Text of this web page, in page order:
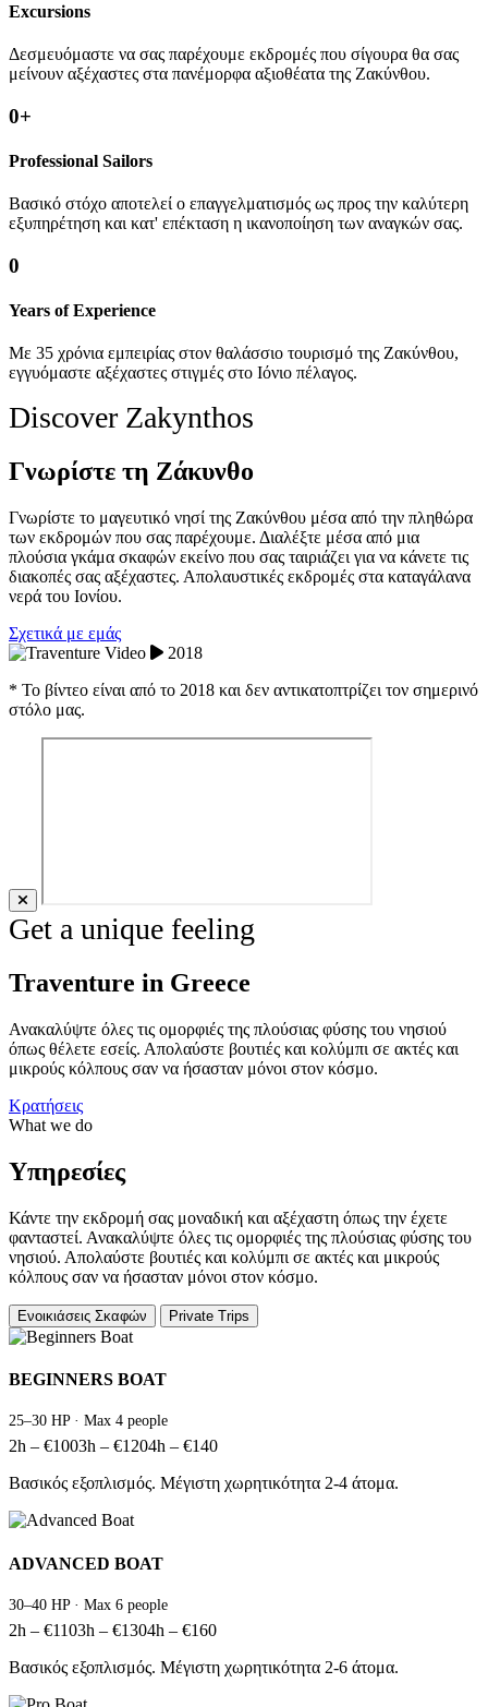
Excursions
Δεσμευόμαστε να σας παρέχουμε εκδρομές που σίγουρα θα σας
μείνουν αξέχαστες στα πανέμορφα αξιοθέατα της Ζακύνθου.
0+
Professional Sailors
Βασικό στόχο αποτελεί ο επαγγελματισμός ως προς την καλύτερη
εξυπηρέτηση και κατ' επέκταση η ικανοποίηση των αναγκών σας.
0
Years of Experience
Με 35 χρόνια εμπειρίας στον θαλάσσιο τουρισμό της Ζακύνθου,
εγγυόμαστε αξέχαστες στιγμές στο Ιόνιο πέλαγος.
Discover Zakynthos
Γνωρίστε τη Ζάκυνθο
Γνωρίστε το μαγευτικό νησί της Ζακύνθου μέσα από την πληθώρα
των εκδρομών που σας παρέχουμε. Διαλέξτε μέσα από μια
πλούσια γκάμα σκαφών εκείνο που σας ταιριάζει για να κάνετε τις
διακοπές σας αξέχαστες. Απολαυστικές εκδρομές στα καταγάλανα
νερά του Ιονίου.
Σχετικά με εμάς
2018
* Το βίντεο είναι από το 2018 και δεν αντικατοπτρίζει τον σημερινό
στόλο μας.
Get a unique feeling
Traventure in Greece
Ανακαλύψτε όλες τις ομορφιές της πλούσιας φύσης του νησιού
όπως θέλετε εσείς. Απολαύστε βουτιές και κολύμπι σε ακτές και
μικρούς κόλπους σαν να ήσασταν μόνοι στον κόσμο.
Κρατήσεις
What we do
Υπηρεσίες
Κάντε την εκδρομή σας μοναδική και αξέχαστη όπως την έχετε
φανταστεί. Ανακαλύψτε όλες τις ομορφιές της πλούσιας φύσης του
νησιού. Απολαύστε βουτιές και κολύμπι σε ακτές και μικρούς
κόλπους σαν να ήσασταν μόνοι στον κόσμο.
Ενοικιάσεις Σκαφών Private Trips
BEGINNERS BOAT
25–30 HP · Max 4 people
2h – €1003h – €1204h – €140
Βασικός εξοπλισμός. Μέγιστη χωρητικότητα 2-4 άτομα.
ADVANCED BOAT
30–40 HP · Max 6 people
2h – €1103h – €1304h – €160
Βασικός εξοπλισμός. Μέγιστη χωρητικότητα 2-6 άτομα.